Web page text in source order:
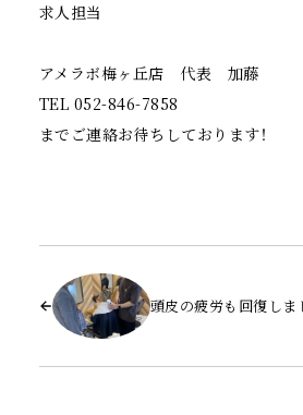
求人担当
アメラボ梅ヶ丘店 代表 加藤
TEL 052-846-7858
までご連絡お待ちしております！
頭皮の疲労も回復しま